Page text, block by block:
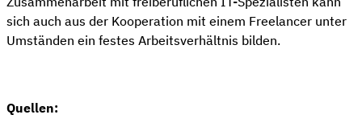
sich auch aus der Kooperation mit einem Freelancer unter
Umständen ein festes Arbeitsverhältnis bilden.
Quellen: